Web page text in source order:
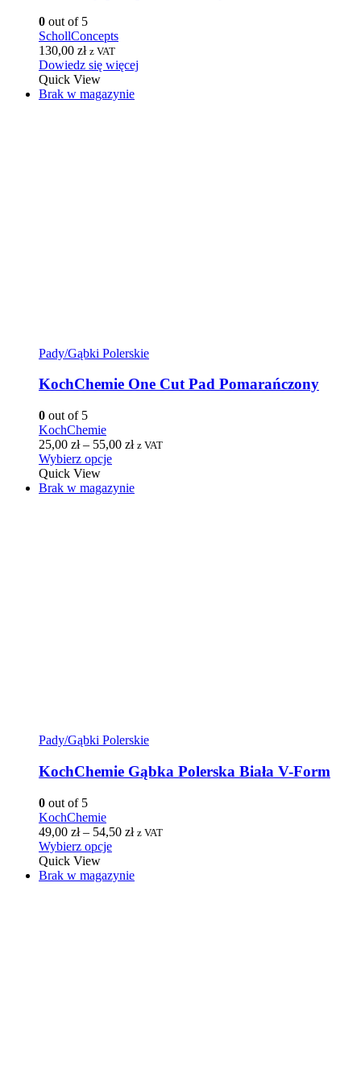
0 out of 5
SchollConcepts
130,00 zł z VAT
Dowiedz się więcej
Quick View
Brak w magazynie
Pady/Gąbki Polerskie
KochChemie One Cut Pad Pomarańczony
0 out of 5
KochChemie
25,00 zł– 55,00 zł z VAT
Wybierz opcje
Quick View
Brak w magazynie
Pady/Gąbki Polerskie
KochChemie Gąbka Polerska Biała V-Form
0 out of 5
KochChemie
49,00 zł– 54,50 zł z VAT
Wybierz opcje
Quick View
Brak w magazynie